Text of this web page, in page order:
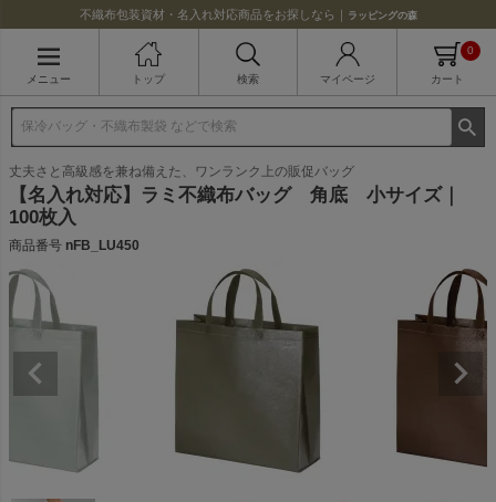
不織布包装資材・名入れ対応商品をお探しなら｜ ラッピングの森
メニュー トップ 検索 マイページ カート
0
丈夫さと高級感を兼ね備えた、ワンランク上の販促バッグ
【名入れ対応】ラミ不織布バッグ 角底 小サイズ｜
100枚入
商品番号 nFB_LU450